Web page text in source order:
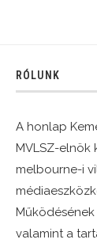
RÓLUNK
A honlap
MVLSZ-elnök
melbourne-i
valamint a